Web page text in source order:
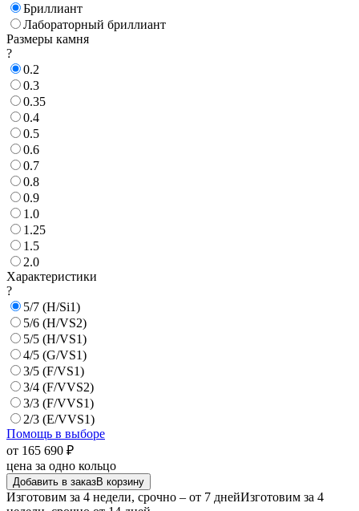
Бриллиант
Лабораторный бриллиант
Размеры камня
?
0.2
0.3
0.35
0.4
0.5
0.6
0.7
0.8
0.9
1.0
1.25
1.5
2.0
Характеристики
?
5/7 (H/Si1)
5/6 (H/VS2)
5/5 (H/VS1)
4/5 (G/VS1)
3/5 (F/VS1)
3/4 (F/VVS2)
3/3 (F/VVS1)
2/3 (E/VVS1)
Помощь в выборе
от 165 690 ₽
цена за одно кольцо
Добавить в заказВ корзину
Изготовим за 4 недели, срочно – от 7 днейИзготовим за 4